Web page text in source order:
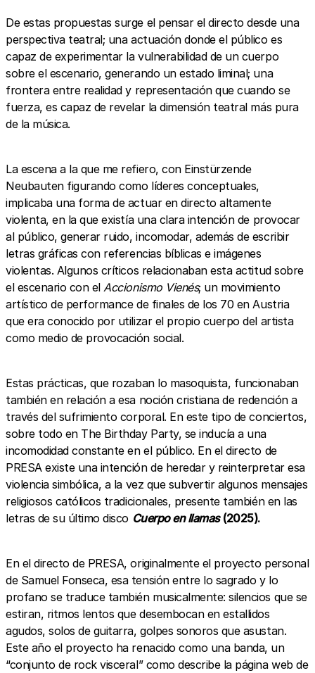
De estas propuestas surge el pensar el directo desde una
perspectiva teatral; una actuación donde el público es
capaz de experimentar la vulnerabilidad de un cuerpo
sobre el escenario, generando un estado liminal; una
frontera entre realidad y representación que cuando se
fuerza, es capaz de revelar la dimensión teatral más pura
de la música.
La escena a la que me refiero, con Einstürzende
Neubauten figurando como líderes conceptuales,
implicaba una forma de actuar en directo altamente
violenta, en la que existía una clara intención de provocar
al público, generar ruido, incomodar, además de escribir
letras gráficas con referencias bíblicas e imágenes
violentas. Algunos críticos relacionaban esta actitud sobre
el escenario con el Accionismo Vienés; un movimiento
artístico de performance de finales de los 70 en Austria
que era conocido por utilizar el propio cuerpo del artista
como medio de provocación social.
Estas prácticas, que rozaban lo masoquista, funcionaban
también en relación a esa noción cristiana de redención a
través del sufrimiento corporal. En este tipo de conciertos,
sobre todo en The Birthday Party, se inducía a una
incomodidad constante en el público. En el directo de
PRESA existe una intención de heredar y reinterpretar esa
violencia simbólica, a la vez que subvertir algunos mensajes
religiosos católicos tradicionales, presente también en las
letras de su último disco Cuerpo en llamas(2025).
En el directo de PRESA, originalmente el proyecto personal
de Samuel Fonseca, esa tensión entre lo sagrado y lo
profano se traduce también musicalmente: silencios que se
estiran, ritmos lentos que desembocan en estallidos
agudos, solos de guitarra, golpes sonoros que asustan.
Este año el proyecto ha renacido como una banda, un
“conjunto de rock visceral” como describe la página web de